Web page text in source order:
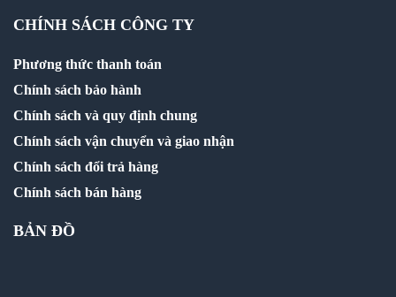
CHÍNH SÁCH CÔNG TY
Phương thức thanh toán
Chính sách bảo hành
Chính sách và quy định chung
Chính sách vận chuyển và giao nhận
Chính sách đổi trả hàng
Chính sách bán hàng
BẢN ĐỒ